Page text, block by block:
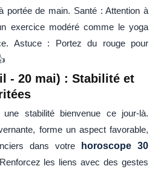
portée de main. Santé : Attention à
exercice modéré comme le yoga
Astuce : Portez du rouge pour
- 20 mai) : Stabilité et
une stabilité bienvenue ce jour-là.
forme un aspect favorable,
dans votre
horoscope 30
les liens avec des gestes